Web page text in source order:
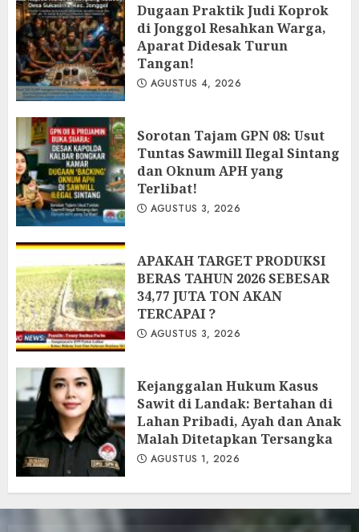
Dugaan Praktik Judi Koprok
di Jonggol Resahkan Warga,
Aparat Didesak Turun
Tangan!
AGUSTUS 4, 2026
‎Sorotan Tajam GPN 08: Usut
Tuntas Sawmill Ilegal Sintang
dan Oknum APH yang
Terlibat!
AGUSTUS 3, 2026
APAKAH TARGET PRODUKSI
BERAS TAHUN 2026 SEBESAR
34,77 JUTA TON AKAN
TERCAPAI ?
AGUSTUS 3, 2026
Kejanggalan Hukum Kasus
Sawit di Landak: Bertahan di
Lahan Pribadi, Ayah dan Anak
Malah Ditetapkan Tersangka
AGUSTUS 1, 2026